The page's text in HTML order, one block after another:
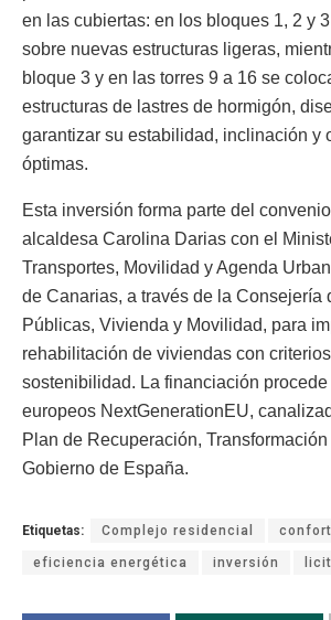
en las cubiertas: en los bloques 1, 2 y
sobre nuevas estructuras ligeras,
bloque 3 y en las torres 9 a 16 se
estructuras de lastres de hormigón,
garantizar su estabilidad, inclinación y
óptimas.
Esta inversión forma parte del
alcaldesa Carolina Darias con el
Transportes, Movilidad y Agenda
de Canarias, a través de la Consejería
Públicas, Vivienda y Movilidad, para
rehabilitación de viviendas con
sostenibilidad. La financiación
europeos NextGenerationEU,
Plan de Recuperación,
Gobierno de España.
Etiquetas: Complejo residencial confort
eficiencia energética inversión